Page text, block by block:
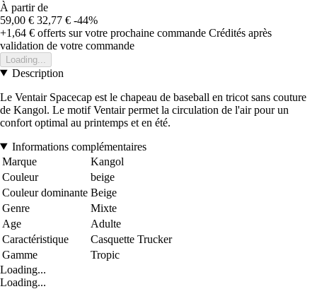
À partir de
59,00 € 32,77 € -44%
+1,64 € offerts sur votre prochaine commande Crédités après
validation de votre commande
Loading...
Description
Le Ventair Spacecap est le chapeau de baseball en tricot sans couture
de Kangol. Le motif Ventair permet la circulation de l'air pour un
confort optimal au printemps et en été.
Informations complémentaires
Marque
Kangol
Couleur
beige
Couleur dominante Beige
Genre
Mixte
Age
Adulte
Caractéristique
Casquette Trucker
Gamme
Tropic
Loading...
Loading...